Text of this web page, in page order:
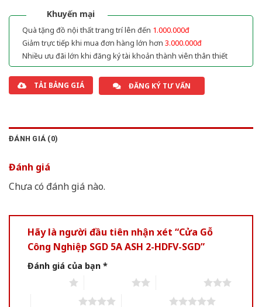
Khuyến mại
Quà tặng đồ nội thất trang trí lên đến 1.000.000đ
Giảm trực tiếp khi mua đơn hàng lớn hơn 3.000.000đ
Nhiều ưu đãi lớn khi đăng ký tài khoản thành viên thân thiết
TẢI BẢNG GIÁ ĐĂNG KÝ TƯ VẤN
ĐÁNH GIÁ (0)
Đánh giá
Chưa có đánh giá nào.
Hãy là người đầu tiên nhận xét “Cửa Gỗ
Công Nghiệp SGD 5A ASH 2-HDFV-SGD”
Đánh giá của bạn *